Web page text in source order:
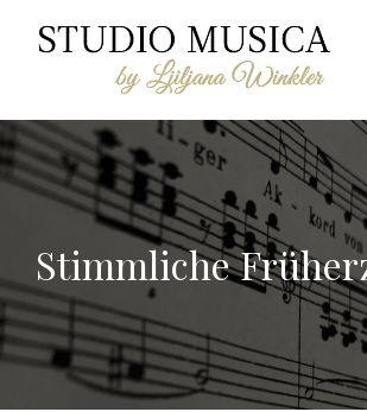
Stimmliche